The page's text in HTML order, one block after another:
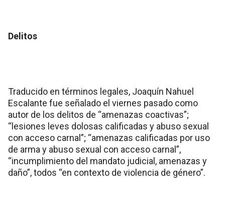
Delitos
Traducido en términos legales, Joaquín Nahuel
Escalante fue señalado el viernes pasado como
autor de los delitos de “amenazas coactivas”;
“lesiones leves dolosas calificadas y abuso sexual
con acceso carnal”; “amenazas calificadas por uso
de arma y abuso sexual con acceso carnal”,
“incumplimiento del mandato judicial, amenazas y
daño”, todos “en contexto de violencia de género”.